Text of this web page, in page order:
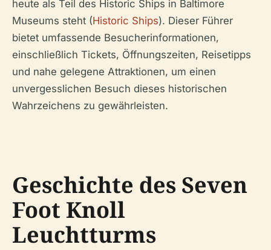
heute als Teil des Historic Ships in Baltimore
Museums steht (Historic Ships). Dieser Führer
bietet umfassende Besucherinformationen,
einschließlich Tickets, Öffnungszeiten, Reisetipps
und nahe gelegene Attraktionen, um einen
unvergesslichen Besuch dieses historischen
Wahrzeichens zu gewährleisten.
Geschichte des Seven
Foot Knoll
Leuchtturms